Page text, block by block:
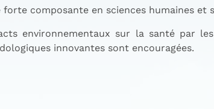
composante en sciences humaines et
environnementaux sur la santé par
innovantes sont encouragées.